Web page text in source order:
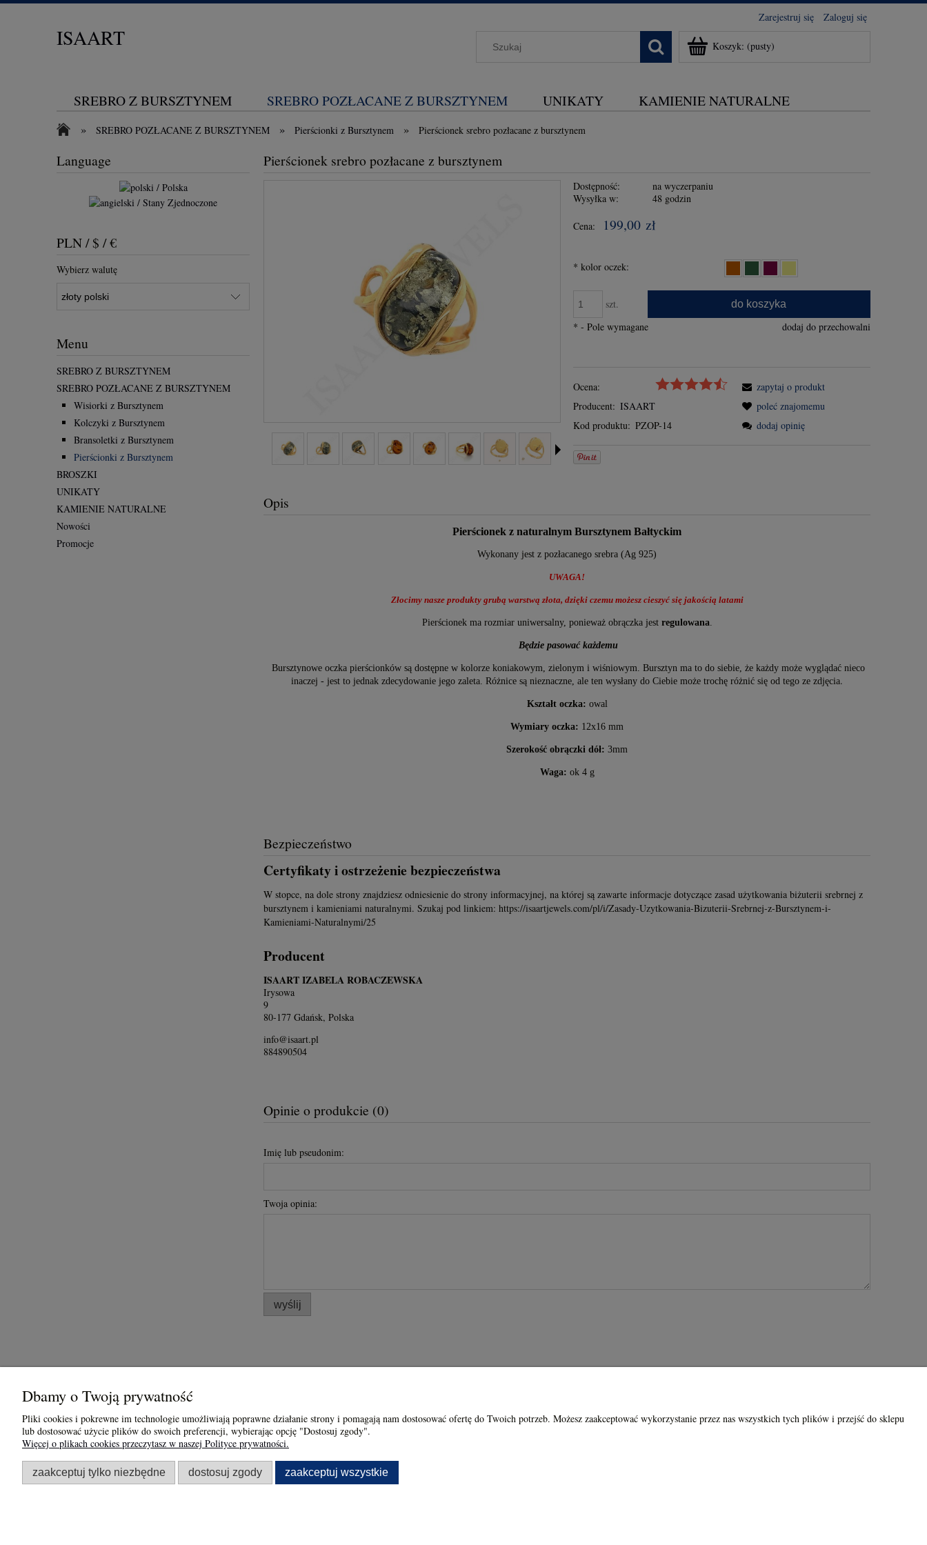
Zarejestruj się Zaloguj się
ISAART Koszyk: (pusty)
SREBRO Z BURSZTYNEM SREBRO POZŁACANE Z BURSZTYNEM UNIKATY
KAMIENIE NATURALNE
KONTAKT
» SREBRO POZŁACANE Z BURSZTYNEM » Pierścionki z Bursztynem » Pierścionek srebro pozłacane z bursztynem
Language
PLN / $ / €
Wybierz walutę
Menu
SREBRO Z BURSZTYNEM
SREBRO POZŁACANE Z BURSZTYNEM
Wisiorki z Bursztynem
Kolczyki z Bursztynem
Bransoletki z Bursztynem
Pierścionki z Bursztynem
BROSZKI
UNIKATY
KAMIENIE NATURALNE
Nowości
Promocje
Pierścionek srebro pozłacane z bursztynem
Dostępność:
na wyczerpaniu
Wysyłka w:
48 godzin
Cena: 199,00 zł
* kolor oczek:
szt. do koszyka
dodaj do przechowalni
* - Pole wymagane
Ocena:
Producent: ISAART
Kod produktu: PZOP-14
zapytaj o produkt
poleć znajomemu
dodaj opinię
Opis
Pierścionek z naturalnym Bursztynem Bałtyckim
Wykonany jest z pozłacanego srebra (Ag 925)
UWAGA!
Złocimy nasze produkty grubą warstwą złota, dzięki czemu możesz cieszyć się jakością latami
Pierścionek ma rozmiar uniwersalny, ponieważ obrączka jestregulowana
Będzie pasować każdemu
Bursztynowe oczka pierścionków są dostępne w kolorze koniakowym, zielonym i wiśniowym. Bursztyn ma to do siebie, że każdy może wyglądać nieco
inaczej - jest to jednak zdecydowanie jego zaleta. Różnice są nieznaczne, ale ten wysłany do Ciebie może trochę różnić się od tego ze zdjęcia.
Kształt oczka: owal
Wymiary oczka: 12x16 mm
Szerokość obrączki dół: 3mm
Waga: ok 4 g
Bezpieczeństwo
Certyfikaty i ostrzeżenie bezpieczeństwa
W stopce, na dole strony znajdziesz odniesienie do strony informacyjnej, na której są zawarte informacje dotyczące zasad użytkowania biżuterii srebrnej z
bursztynem i kamieniami naturalnymi. Szukaj pod linkiem: https://isaartjewels.com/pl/i/Zasady-Uzytkowania-Bizuterii-Srebrnej-z-Bursztynem-i-
Kamieniami-Naturalnymi/25
Producent
ISAART IZABELA ROBACZEWSKA
Irysowa
9
80-177 Gdańsk, Polska
info@isaart.pl
884890504
Opinie o produkcie (0)
Imię lub pseudonim:
Twoja opinia:
wyślij
Obsługa klienta
Formy płatności
Czas i koszty dostawy
Zwroty i reklamacje
Informacje
Jak kupować?
Zasady Użytkowania Biżuterii Srebrnej z
Bursztynem i Kamieniami Naturalnymi
Moje konto ISAART
Dbamy o Twoją prywatność
Pliki cookies i pokrewne im technologie umożliwiają poprawne działanie strony i pomagają nam dostosować ofertę do Twoich potrzeb. Możesz zaakceptować wykorzystanie przez nas wszystkich tych plików i przejść do sklepu
lub dostosować użycie plików do swoich preferencji, wybierając opcję "Dostosuj zgody".
Więcej o plikach cookies przeczytasz w naszej Polityce prywatności.
zaakceptuj tylko niezbędne dostosuj zgody zaakceptuj wszystkie